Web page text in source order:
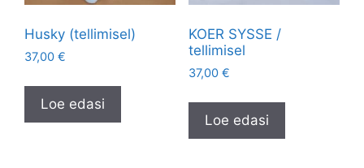
Husky (tellimisel)
37,00 €
Loe edasi
KOER SYSSE /
tellimisel
37,00 €
Loe edasi